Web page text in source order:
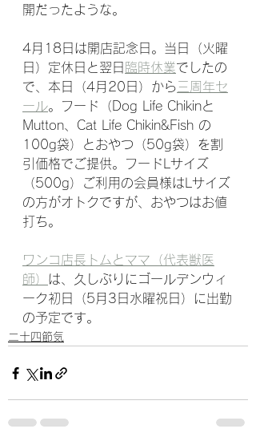
開だったような。
4月18日は開店記念日。当日（火曜
日）定休日と翌日 臨時休業でしたの
で、本日（4月20日）から 三周年セ
ール。フード（Dog Life Chikinと
Mutton、Cat Life Chikin&Fish の
100g袋）とおやつ（50g袋）を割
引価格でご提供。フードLサイズ
（500g）ご利用の会員様はLサイズ
の方がオトクですが、おやつはお値
打ち。
ワンコ店長トムとママ（代表獣医
師） は、久しぶりにゴールデンウィ
ーク初日（5月3日水曜祝日）に出勤
の予定です。
二十四節気